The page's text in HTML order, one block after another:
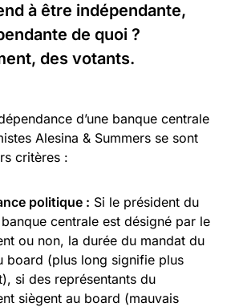
à être indépendante,
de quoi ?
des votants.
d’une banque centrale
Alesina & Summers se sont
critères :
politique : Si le président du
centrale est désigné par le
ou non, la durée du mandat du
board (plus long signifie plus
si des représentants du
siègent au board (mauvais